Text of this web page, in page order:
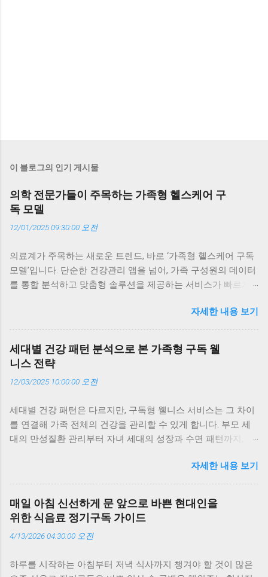
이 블로그의 인기 게시물
의학 전문가들이 주목하는 가족형 헬스케어 구
독 모델
12/01/2025 09:30:00 오전
의료계가 주목하는 새로운 트렌드, 바로 ‘가족형 헬스케어 구독
모델’입니다. 단순한 건강관리 앱을 넘어, 가족 구성원의 데이터
를 통합 분석하고 맞춤형 솔루션을 제공하는 서비스가 빠르게
주목하는지, 실제 의료 현장에서 어떤 변화를 만들어내고 있는
지, 그리고 가족 단위 구독이 개인 건강관리보다 더 효과적인 이
유를 구체적인 사례와 함께 살펴봅니다. 의료계가 주목하는 이
유, ‘지속성과 데이터’ 의학 전문가들이 가족형 헬스케어 구독 모
델에 주목하는 가장 큰 이유는 ‘지속성’과 ‘데이터의 정밀도’입니
다. 기존의 건강관리는 일회성 검진에 의존했지만, 구독형 모델
부모님의 혈압 변화, 자녀의 수면 패턴, 나의 스트레스 지수까지
한눈에 볼 수 있죠. 저도 부모님께 구독 서비스를 선물한 뒤, 매
주 리포트를 함께 보며 식단을 조정하고 있습니다. 이런 지속적
이 커지고 있습니다. 가족 단위 데이터 통합이 만드는 시너지 가
족형 구독 모델의 가장 큰 장점은 ‘데이터 통합’입니다. 가족 구
성원의 건강 데이터를 함께 관리하면, 세대 간 건강 패턴의 차이
를 쉽게 파악할 수 있습니다. 예를 들어, 부모님은 혈압과 혈당,
터링할 수 있죠. 이런 통합 데이터는 의료진에게도 유용합니다.
관 개선 프로그램을 제안하고 있습니다. 저희 집도 가족 건강 점
자세한 내용 보기
세대별 건강 패턴 분석으로 본 가족형 구독 웰
니스 전략
12/03/2025 10:00:00 오전
세대별 건강 패턴은 다르지만, 구독형 웰니스 서비스는 그 차이
를 연결해 가족 전체의 건강을 관리할 수 있게 합니다. 부모 세
대의 만성질환 관리부터 자녀 세대의 성장과 수면 패턴까지, AI
이 글에서는 세대별 건강 데이터를 분석해 가족형 구독 웰니스
가 어떻게 일상 속 건강 루틴을 바꾸는지 실제 경험과 함께 살펴
봅니다. 세대별 건강 패턴, 구독으로 연결하다 가족은 함께 살지
만 건강의 리듬은 세대마다 다릅니다. 부모님은 혈압과 혈당을
걱정하고, 30~40대는 스트레스와 피로 누적이 문제이며, 아이
들은 성장과 수면이 핵심이죠. 예전엔 이런 차이를 감으로만 느
별 건강 패턴을 분석해줍니다. 저도 가족 모두가 같은 구독 서비
자세한 내용 보기
매일 아침 신선하게 문 앞으로 바쁜 현대인을
위한 식음료 정기구독 가이드
4/13/2026 04:30:00 오전
하루를 시작하는 아침부터 저녁 식사까지 챙겨야 할 것이 많은